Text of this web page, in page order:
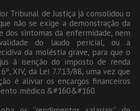
Tribunal de Justiça já consolidou o
não se exige a demonstração da
dos sintomas da enfermidade, nem
do laudo pericial, ou a
da moléstia grave, para que o
à isenção do imposto de renda
XIV, da Lei 7.713/88, uma vez que
é aliviar os encargos financeiros
médico.&#160&#160